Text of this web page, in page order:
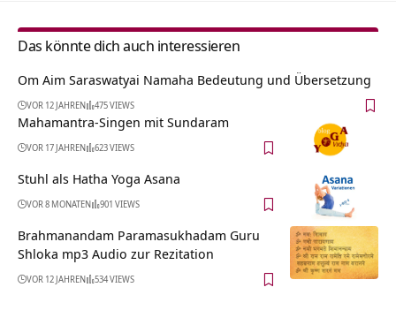
Das könnte dich auch interessieren
Om Aim Saraswatyai Namaha Bedeutung und Übersetzung
VOR 12 JAHREN 475 VIEWS
Mahamantra-Singen mit Sundaram
VOR 17 JAHREN 623 VIEWS
Stuhl als Hatha Yoga Asana
VOR 8 MONATEN 901 VIEWS
Brahmanandam Paramasukhadam Guru
Shloka mp3 Audio zur Rezitation
VOR 12 JAHREN 534 VIEWS